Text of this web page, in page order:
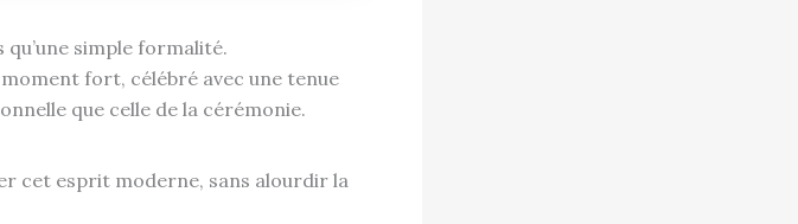
qu’une simple formalité.
moment fort, célébré avec une tenue
que celle de la cérémonie.
cet esprit moderne, sans alourdir la